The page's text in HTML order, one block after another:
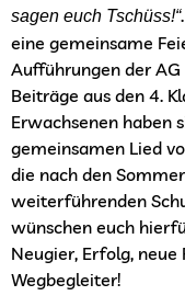
sagen euch Tschüss!“
eine gemeinsame
Aufführungen der
Beiträge aus den 4.
Erwachsenen haben
gemeinsamen Lied
die nach den
weiterführenden
wünschen euch
Neugier, Erfolg,
Wegbegleiter!